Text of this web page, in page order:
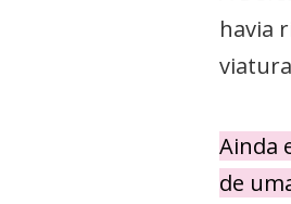
havia
Ainda
de